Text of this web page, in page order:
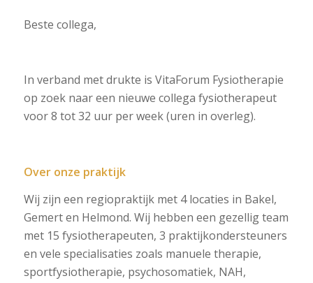
Beste collega,
In verband met drukte is VitaForum Fysiotherapie
op zoek naar een nieuwe collega fysiotherapeut
voor 8 tot 32 uur per week (uren in overleg).
Over onze praktijk
Wij zijn een regiopraktijk met 4 locaties in Bakel,
Gemert en Helmond. Wij hebben een gezellig team
met 15 fysiotherapeuten, 3 praktijkondersteuners
en vele specialisaties zoals manuele therapie,
sportfysiotherapie, psychosomatiek, NAH,